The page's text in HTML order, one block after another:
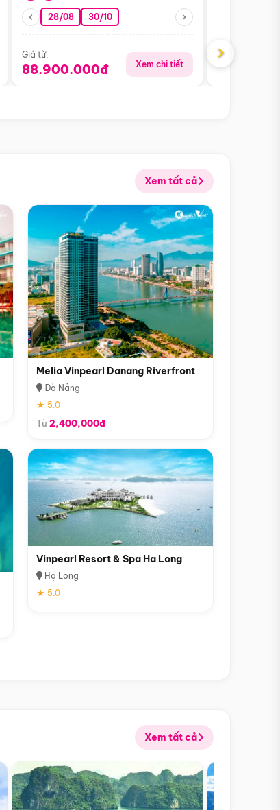
28/08 30/10
Giá từ:
88.900.000đ Xem chi tiết
Giá từ:
›
Xem tất cả
Melia Vinpearl Danang Riverfront
Đà Nẵng
★ 5.0
Từ2,400,000đ
Vinpearl Resort & Spa Ha Long
Hạ Long
★ 5.0
Xem tất cả